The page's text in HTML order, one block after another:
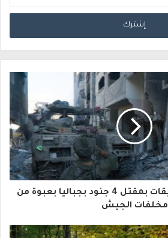
قناة إسرائيلية: تحقيقات بمقتل 4 جنود بجباليا بعبوة من
مخلفات الجيش